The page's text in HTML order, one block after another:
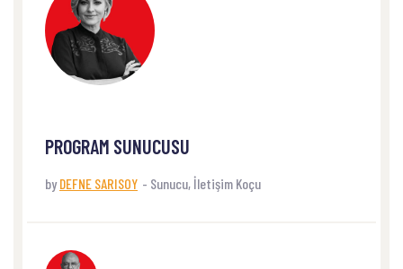
PROGRAM SUNUCUSU
byDEFNE SARISOY - Sunucu, İletişim Koçu